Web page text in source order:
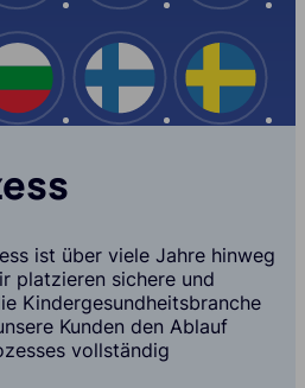
Bulgarien Finnland
ist über viele Jahre hinweg
platzieren sichere und
Kindergesundheitsbranche
Kunden den Ablauf
vollständig